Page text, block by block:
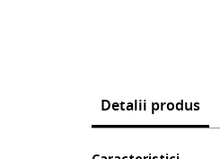
Detalii produs